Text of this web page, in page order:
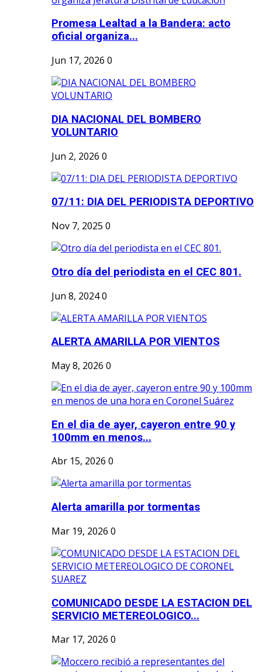
Promesa Lealtad a la Bandera: acto
oficial organiza...
Jun 17, 2026 0
DIA NACIONAL DEL BOMBERO
VOLUNTARIO
Jun 2, 2026 0
07/11: DIA DEL PERIODISTA DEPORTIVO
Nov 7, 2025 0
Otro día del periodista en el CEC 801.
Jun 8, 20240
ALERTA AMARILLA POR VIENTOS
May 8, 2026 0
En el dia de ayer, cayeron entre 90 y
100mm en menos...
Abr 15, 2026 0
Alerta amarilla por tormentas
Mar 19, 2026 0
COMUNICADO DESDE LA ESTACION DEL
SERVICIO METEREOLOGICO...
Mar 17, 2026 0